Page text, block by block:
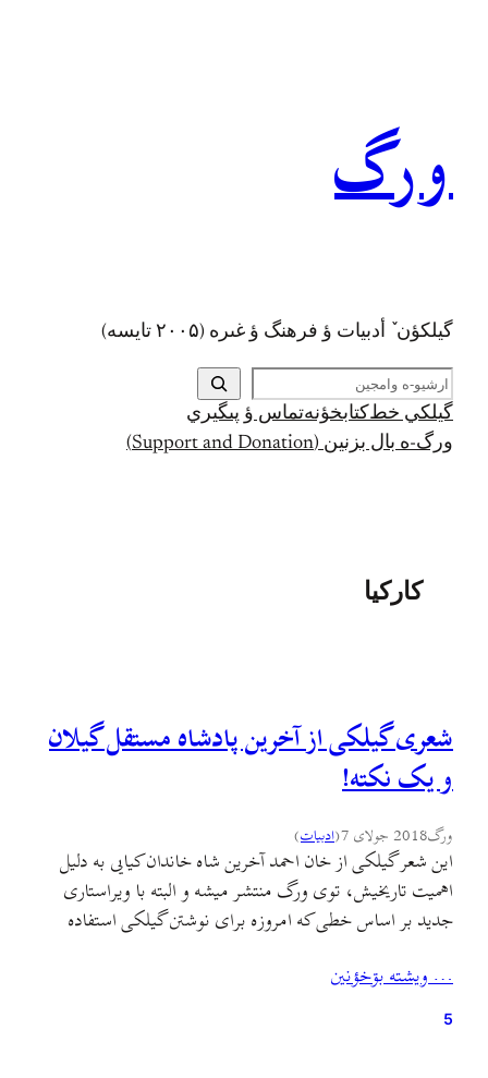
ورگ
گيلکؤن ٚ أدبیات ؤ فرهنگ ؤ غىره (۲۰۰۵ تايسه)
ج
س
ت
ج
گيلکي خط کتابخؤنهتماس ؤ پىگيري
ورگ-ه بال بزنين (Support and Donation)
کارکیا
شعری گیلکی از آخرین پادشاه مستقل گیلان
و یک نکته!
ورگ2018 جولای 7 (ادبيات)
این شعر گیلکی از خان احمد آخرین شاه خاندان کیایی به دلیل
اهمیت تاریخیش، توی ورگ منتشر میشه و البته با ویراستاری
جدید بر اساس خطی که امروزه برای نوشتن گیلکی استفاده
نسخهٔ خطی در آرشیو کتابخونهٔ مرکزی دانشگاه تهران موجوده.
… ويشته بۊخؤنين
5